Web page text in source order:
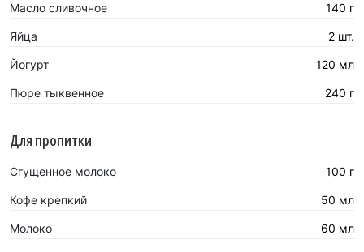
Масло сливочное 140 г
Яйца 2 шт.
Йогурт 120 мл
Пюре тыквенное 240 г
Для пропитки
Сгущенное молоко 100 г
Кофе крепкий 50 мл
Молоко 60 мл